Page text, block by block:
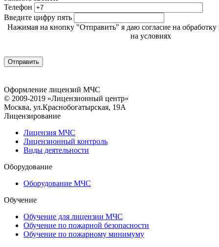
Телефон
Введите цифру пять
Нажимая на кнопку "Отправить" я даю согласие на
на условиях
Оформление лицензий МЧС
© 2009-2019 «Лицензионный центр»
Москва, ул.Краснобогатырская, 19А
Лицензирование
Лицензия МЧС
Лицензионный контроль
Виды деятельности
Оборудование
Оборудование МЧС
Обучение
Обучение для лицензии МЧС
Обучение по пожарной безопасности
Обучение по пожарному минимуму